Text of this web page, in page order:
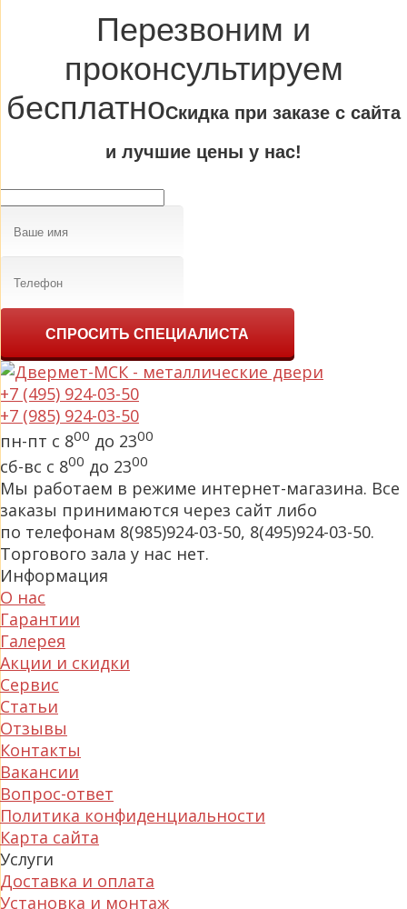
Перезвоним и
проконсультируем
бесплатноCкидка при заказе с сайта
и лучшие цены у нас!
СПРОСИТЬ СПЕЦИАЛИСТА
+7 (495) 924-03-50
+7 (985) 924-03-50
пн-пт с 800 до 2300
сб-вс с 800 до 2300
Мы работаем в режиме интернет-магазина. Все
заказы принимаются через сайт либо
по телефонам 8(985)924-03-50, 8(495)924-03-50.
Торгового зала у нас нет.
Информация
О нас
Гарантии
Галерея
Акции и скидки
Сервис
Статьи
Отзывы
Контакты
Вакансии
Вопрос-ответ
Политика конфиденциальности
Карта сайта
Услуги
Доставка и оплата
Установка и монтаж